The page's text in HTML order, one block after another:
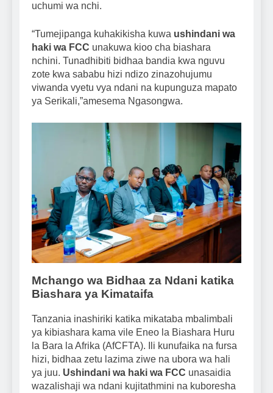
uchumi wa nchi.
“Tumejipanga kuhakikisha kuwa ushindani wa
haki wa FCC unakuwa kioo cha biashara
nchini. Tunadhibiti bidhaa bandia kwa nguvu
zote kwa sababu hizi ndizo zinazohujumu
viwanda vyetu vya ndani na kupunguza mapato
ya Serikali,”amesema Ngasongwa.
Mchango wa Bidhaa za Ndani katika
Biashara ya Kimataifa
Tanzania inashiriki katika mikataba mbalimbali
ya kibiashara kama vile Eneo la Biashara Huru
la Bara la Afrika (AfCFTA). Ili kunufaika na fursa
hizi, bidhaa zetu lazima ziwe na ubora wa hali
ya juu. Ushindani wa haki wa FCC unasaidia
wazalishaji wa ndani kujitathmini na kuboresha